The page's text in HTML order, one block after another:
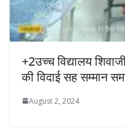
+2उच्च विद्यालय
की विदाई सह सम्मान
August 2, 2024